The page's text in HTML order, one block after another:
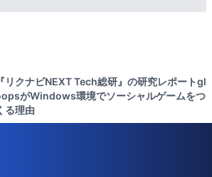
『リクナビNEXT Tech総研』の研究レポートgl
がWindows環境でソーシャルゲームをつ
る理由